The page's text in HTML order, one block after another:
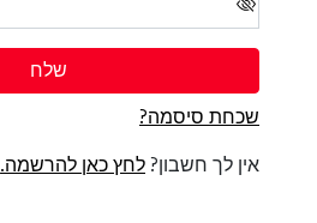
שלח
שכחת סיסמה?
אין לך חשבון? לחץ כאן להרשמה.